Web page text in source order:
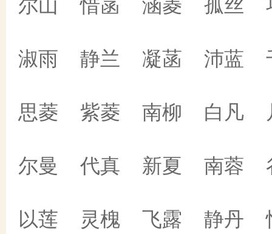
尔山 惜菡 涵菱 孤丝
淑雨 静兰 凝菡 沛蓝
思菱 紫菱 南柳 白凡
尔曼 代真 新夏 南蓉
以莲 灵槐 飞露 静丹